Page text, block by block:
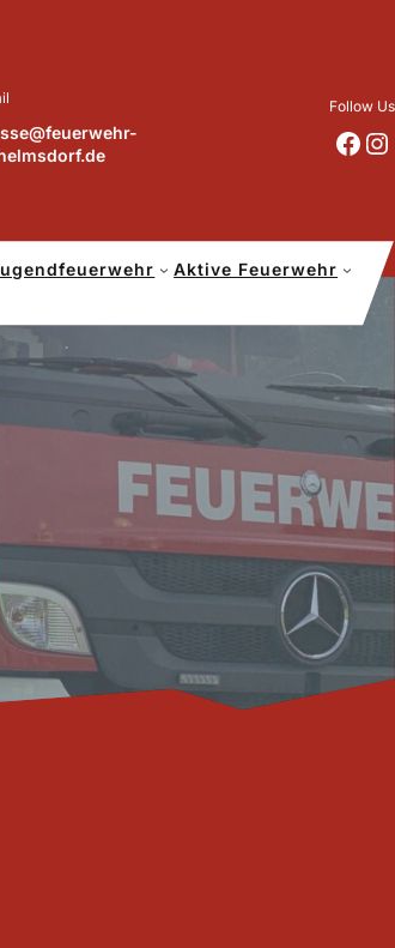
Follow Us
https://www.facebook.com/p/Feuerwehr-Wilhelmsdorf-Mfr-100041655560073/?locale=de_DE https://www.instagram.com/feuerwehr_wilhelmsdorf_mfr/
Aktive Feuerwehr